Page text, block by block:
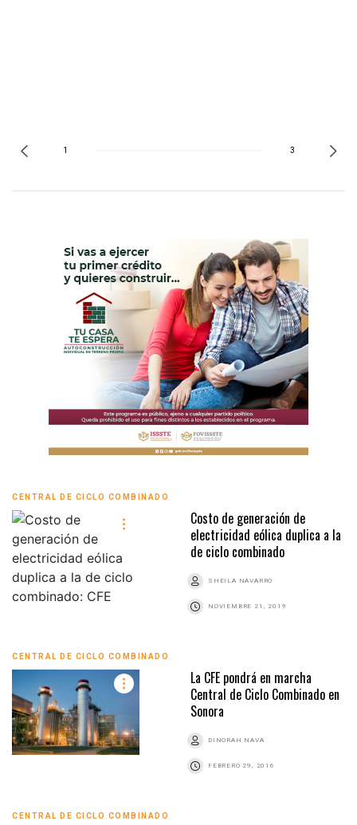
1 3
CENTRAL DE CICLO COMBINADO
Costo de generación de
electricidad eólica duplica a la
de ciclo combinado
SHEILA NAVARRO
NOVIEMBRE 21, 2019
CENTRAL DE CICLO COMBINADO
La CFE pondrá en marcha
Central de Ciclo Combinado en
Sonora
DINORAH NAVA
FEBRERO 29, 2016
CENTRAL DE CICLO COMBINADO